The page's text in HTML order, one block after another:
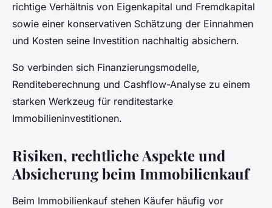
richtige Verhältnis von Eigenkapital und Fremdkapital
sowie einer konservativen Schätzung der Einnahmen
und Kosten seine Investition nachhaltig absichern.
So verbinden sich Finanzierungsmodelle,
Renditeberechnung und Cashflow-Analyse zu einem
starken Werkzeug für renditestarke
Immobilieninvestitionen.
Risiken, rechtliche Aspekte und
Absicherung beim Immobilienkauf
Beim Immobilienkauf stehen Käufer häufig vor